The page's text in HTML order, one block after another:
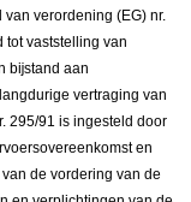
verordening (EG) nr.
tot vaststelling van
bĳstand aan
vertraging van
295/91 is ingesteld door
en
de vordering van de